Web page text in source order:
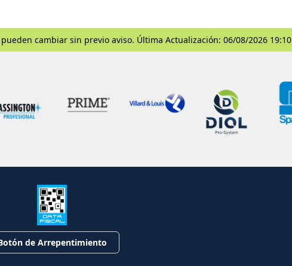
cambiar sin previo aviso. Última Actualización: 06/08/2026 19:10
de Arrepentimiento